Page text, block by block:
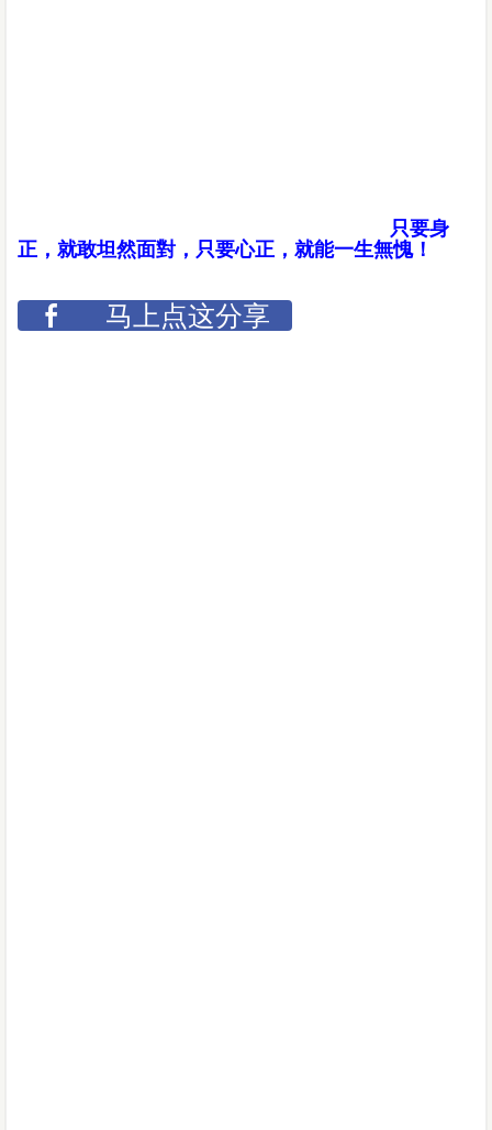
只要身
正，就敢坦然面對，只要心正，就能一生無愧！
马上点这分享